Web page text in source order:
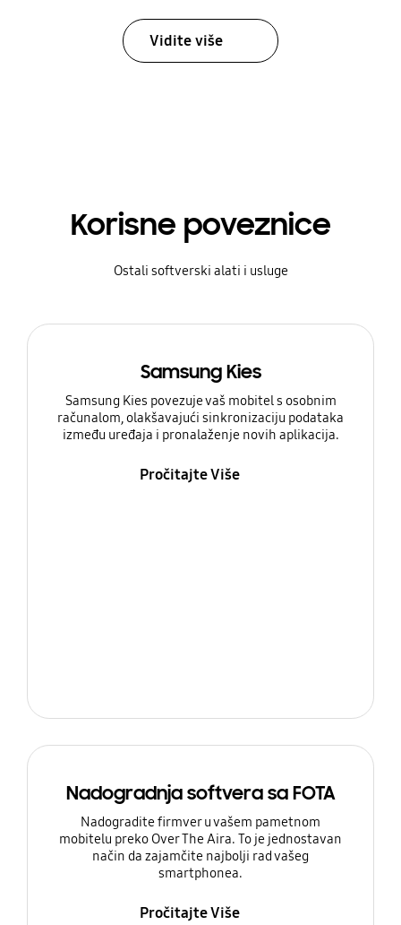
Vidite više
Korisne poveznice
Ostali softverski alati i usluge
Samsung Kies
Samsung Kies povezuje vaš mobitel s osobnim
računalom, olakšavajući sinkronizaciju podataka
između uređaja i pronalaženje novih aplikacija.
Pročitajte Više
Nadogradnja softvera sa FOTA
Nadogradite firmver u vašem pametnom
mobitelu preko Over The Aira. To je jednostavan
način da zajamčite najbolji rad vašeg
smartphonea.
Pročitajte Više